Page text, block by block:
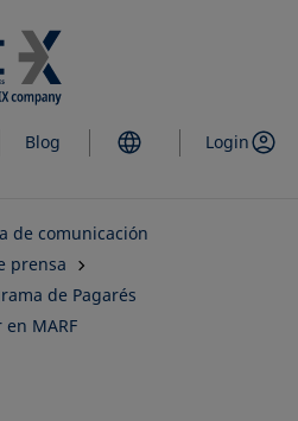
al
contenido
principal
Blog Login
de comunicación
prensa
de Pagarés
MARF